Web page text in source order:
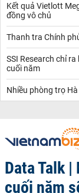
Kết quả Vietlott
đồng vô chủ
Thanh tra Chính
SSI Research chỉ
cuối năm
Nhiều phòng trọ
Data Talk
cuối năm